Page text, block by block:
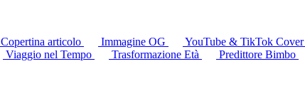
Copertina articolo Immagine OG YouTube & TikTok Cover
Viaggio nel Tempo Trasformazione Età Predittore Bimbo